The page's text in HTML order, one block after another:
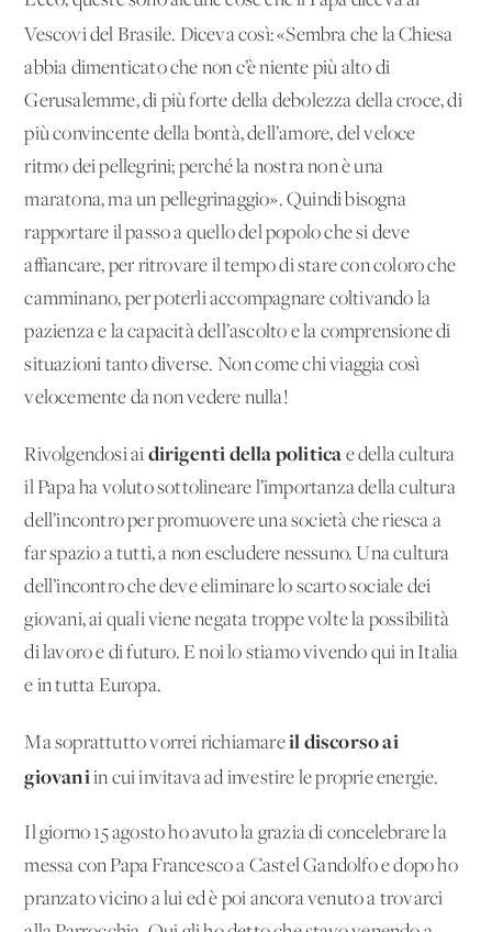
Vescovi del Brasile. Diceva così: «Sembra che laChiesa
abbia dimenticato che non c’è niente più alto di
Gerusalemme, di più forte della debolezza della croce, di
più convincente della bontà, dell’amore, del veloce
ritmo dei pellegrini; perché la nostra non è una
maratona, ma un pellegrinaggio». Quindi bisogna
rapportare il passo a quello del popolo che si deve
affiancare, per ritrovare il tempo di stare con coloro che
camminano, per poterli accompagnare coltivando la
pazienza e la capacità dell’ascolto e la comprensione di
situazioni tanto diverse. Non come chi viaggia così
velocemente da non vedere nulla!
Rivolgendosi ai dirigenti della politica e della cultura
il Papa ha voluto sottolineare l’importanza della cultura
dell’incontro per promuovere una società che riesca a
far spazio a tutti, a non escludere nessuno. Una cultura
dell’incontro che deve eliminare lo scarto sociale dei
giovani, ai quali viene negata troppe volte la possibilità
di lavoro e di futuro. E noi lo stiamo vivendo qui in Italia
e in tutta Europa.
Ma soprattutto vorrei richiamareil discorso ai
giovaniin cui invitava ad investire le proprie energie.
Il giorno 15 agosto ho avuto la grazia di concelebrare la
messa con Papa Francesco a Castel Gandolfo e dopo ho
pranzato vicino a lui ed è poi ancora venuto a trovarci